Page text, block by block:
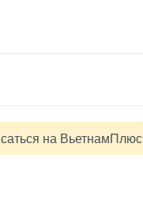
на ВьетнамПлюс